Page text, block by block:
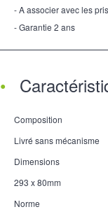
- A associer avec les
- Garantie 2 ans
Composition
Livré sans mécanisme
Dimensions
293 x 80mm
Norme